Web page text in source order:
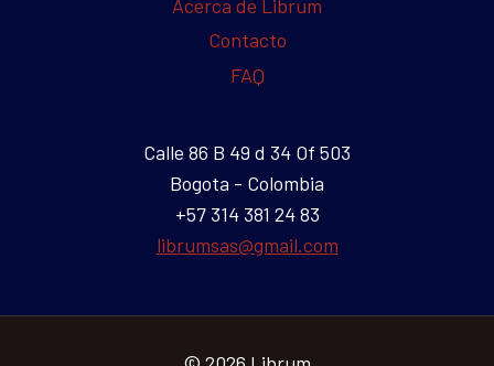
Acerca de Librum
Contacto
FAQ
Calle 86 B 49 d 34 Of 503
Bogota - Colombia
+57 314 381 24 83
librumsas@gmail.com